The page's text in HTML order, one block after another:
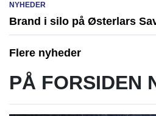
NYHEDER
Brand i silo på Østerlars
Flere nyheder
PÅ FORSIDEN